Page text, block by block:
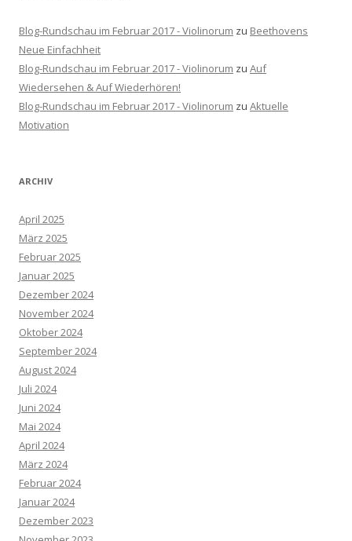
Blog-Rundschau im Februar 2017 - Violinorum zu Beethovens
Neue Einfachheit
Blog-Rundschau im Februar 2017 - Violinorum zu Auf
Wiedersehen & Auf Wiederhören!
Blog-Rundschau im Februar 2017 - Violinorum zu Aktuelle
Motivation
ARCHIV
April 2025
März 2025
Februar 2025
Januar 2025
Dezember 2024
November 2024
Oktober 2024
September 2024
August 2024
Juli 2024
Juni 2024
Mai 2024
April 2024
März 2024
Februar 2024
Januar 2024
Dezember 2023